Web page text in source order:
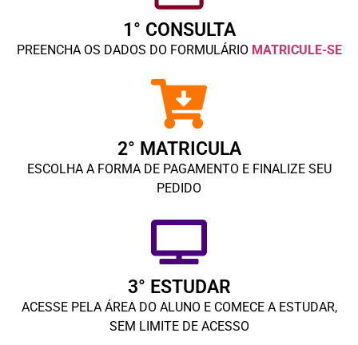
1° CONSULTA
PREENCHA OS DADOS DO FORMULÁRIO MATRICULE-SE
2° MATRICULA
ESCOLHA A FORMA DE PAGAMENTO E FINALIZE SEU
PEDIDO
3° ESTUDAR
ACESSE PELA ÁREA DO ALUNO E COMECE A ESTUDAR,
SEM LIMITE DE ACESSO